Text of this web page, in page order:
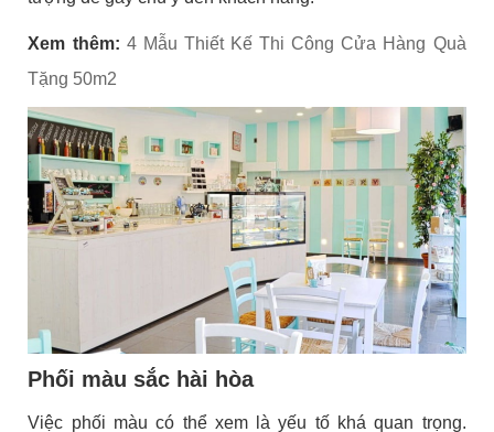
Xem thêm: 4 Mẫu Thiết Kế Thi Công Cửa Hàng Quà
Tặng 50m2
Phối màu sắc hài hòa
Việc phối màu có thể xem là yếu tố khá quan trọng.